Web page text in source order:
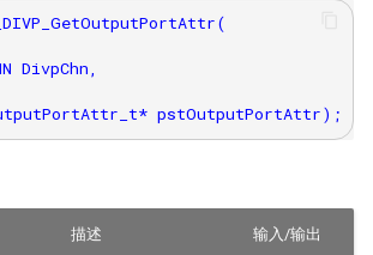
DivpChn,
描述 输入/输出